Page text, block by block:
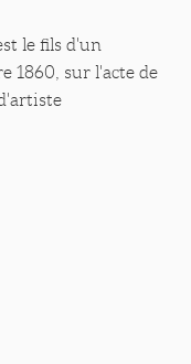
le fils d'un
1860, sur l'acte de